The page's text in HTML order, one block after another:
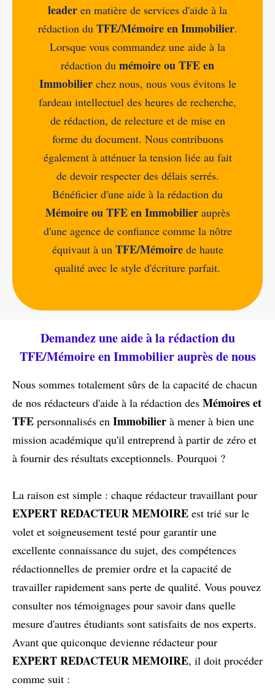
leader en matière de services d'aide à la
rédaction du TFE/Mémoire en Immobilier.
Lorsque vous commandez une aide à la
rédaction du mémoire ou TFE en
Immobilierchez nous, nous vous évitons le
fardeau intellectuel des heures de recherche,
de rédaction, de relecture et de mise en
forme du document. Nous contribuons
également à atténuer la tension liée au fait
de devoir respecter des délais serrés.
Bénéficier d'une aide à la rédaction du
Mémoire ou TFE en Immobilierauprès
d'une agence de confiance comme la nôtre
équivaut à un TFE/Mémoirede haute
qualité avec le style d'écriture parfait.
Demandez une aide à la rédaction du
TFE/Mémoire en Immobilier auprès de nous
Nous sommes totalement sûrs de la capacité de chacun
de nos rédacteurs d'aide à la rédaction des Mémoires et
TFE personnalisés en Immobilier à mener à bien une
mission académique qu'il entreprend à partir de zéro et
à fournir des résultats exceptionnels. Pourquoi ?
La raison est simple : chaque rédacteur travaillant pour
EXPERT REDACTEUR MEMOIRE est trié sur le
volet et soigneusement testé pour garantir une
excellente connaissance du sujet, des compétences
rédactionnelles de premier ordre et la capacité de
travailler rapidement sans perte de qualité. Vous pouvez
consulter nos témoignages pour savoir dans quelle
mesure d'autres étudiants sont satisfaits de nos experts.
Avant que quiconque devienne rédacteur pour
EXPERT REDACTEUR MEMOIRE, il doit procéder
comme suit :